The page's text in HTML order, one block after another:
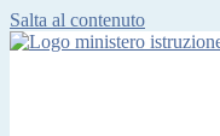
Salta al contenuto